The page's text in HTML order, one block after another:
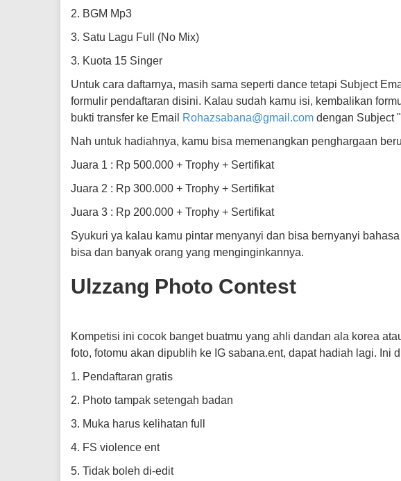
2. BGM Mp3
3. Satu Lagu Full (No Mix)
3. Kuota 15 Singer
Untuk cara daftarnya, masih sama seperti dance tetapi Subject
formulir pendaftaran disini. Kalau sudah kamu isi, kembalikan
bukti transfer ke Email
Rohazsabana@gmail.com dengan Subject
Nah untuk hadiahnya, kamu bisa memenangkan penghargaan
Juara 1 : Rp 500.000 + Trophy + Sertifikat
Juara 2 : Rp 300.000 + Trophy + Sertifikat
Juara 3 : Rp 200.000 + Trophy + Sertifikat
Syukuri ya kalau kamu pintar menyanyi dan bisa bernyanyi
bisa dan banyak orang yang menginginkannya.
Ulzzang Photo Contest
Kompetisi ini cocok banget buatmu yang ahli dandan ala korea
foto, fotomu akan dipublih ke IG sabana.ent, dapat hadiah lagi. Ini
1. Pendaftaran gratis
2. Photo tampak setengah badan
3. Muka harus kelihatan full
4. FS violence ent
5. Tidak boleh di-edit